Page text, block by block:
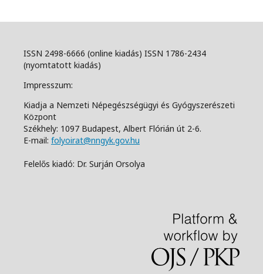
ISSN 2498-6666 (online kiadás) ISSN 1786-2434
(nyomtatott kiadás)
Impresszum:
Kiadja a Nemzeti Népegészségügyi és Gyógyszerészeti
Központ
Székhely: 1097 Budapest, Albert Flórián út 2-6.
E-mail: folyoirat@nngyk.gov.hu
Felelős kiadó: Dr. Surján Orsolya